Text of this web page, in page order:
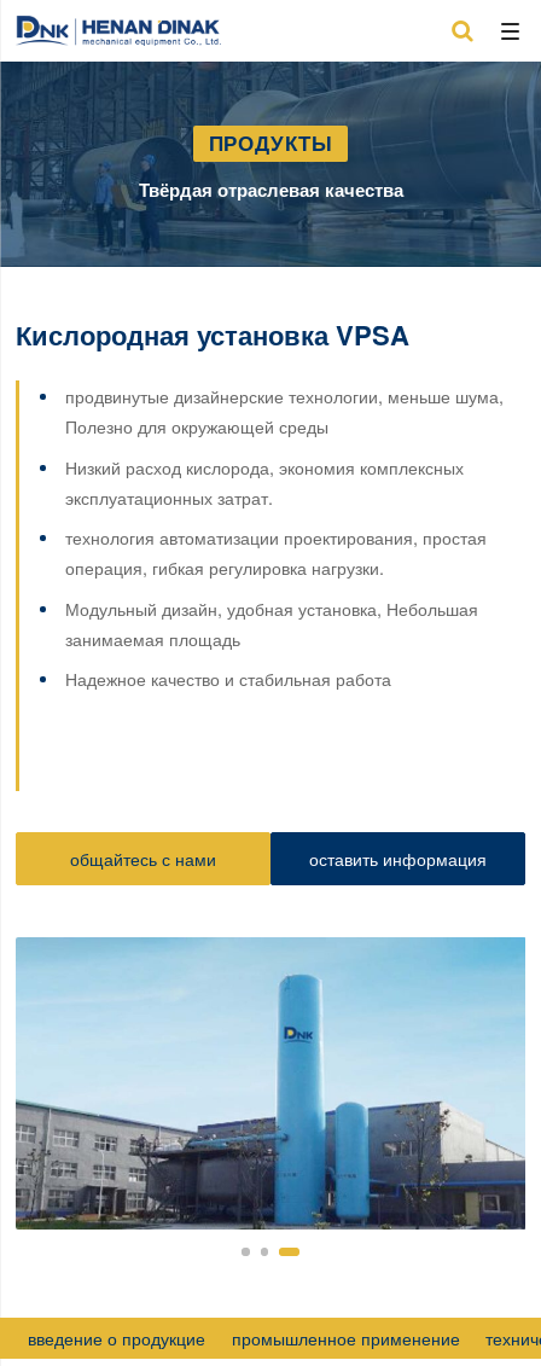

ПРОДУКТЫ
Твёрдая отраслевая качества
Кислородная установка VPSA
продвинутые дизайнерские технологии, меньше шума,
Полезно для окружающей среды
Низкий расход кислорода, экономия комплексных
эксплуатационных затрат.
технология автоматизации проектирования, простая
операция, гибкая регулировка нагрузки.
Модульный дизайн, удобная установка, Небольшая
занимаемая площадь
Надежное качество и стабильная работа
общайтесь с нами оставить информация
введение о продукцие промышленное применение